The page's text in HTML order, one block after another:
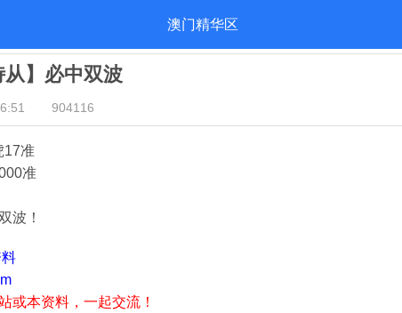
澳门精华区
】必中双波
904116
17准
准
波！
或本资料，一起交流！